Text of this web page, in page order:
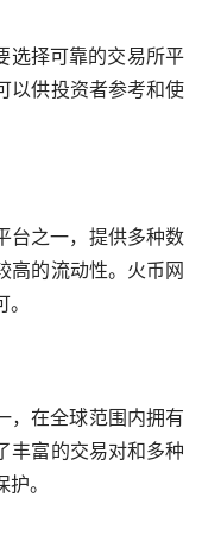
选择可靠的交易所平
以供投资者参考和使
台之一，提供多种数
高的流动性。火币网
在全球范围内拥有
丰富的交易对和多种
。